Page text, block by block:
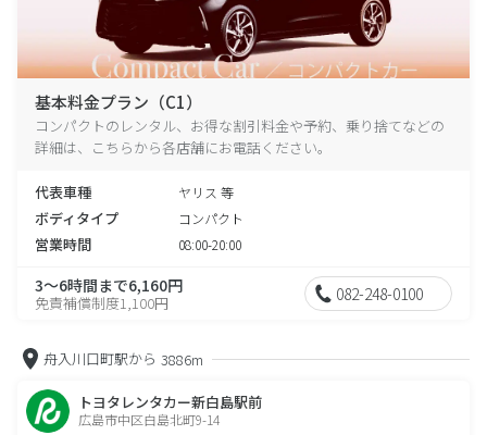
基本料金プラン（C1）
コンパクトのレンタル、お得な割引料金や予約、乗り捨てなどの
詳細は、こちらから各店舗にお電話ください。
代表車種 ヤリス 等
ボディタイプ コンパクト
営業時間 08:00-20:00
3～6時間まで6,160円
免責補償制度1,100円 082-248-0100
舟入川口町駅から 3886m
トヨタレンタカー新白島駅前
広島市中区白島北町9-14